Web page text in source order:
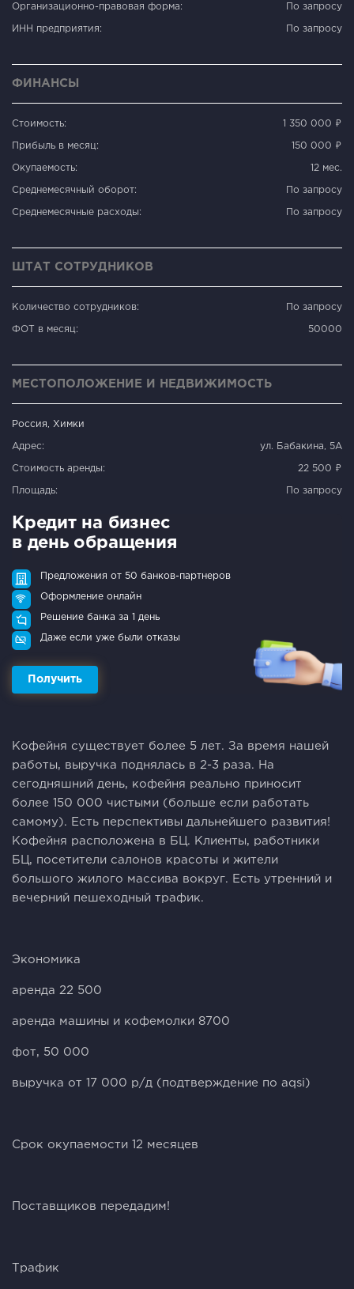
Организационно-правовая форма: По запросу
ИНН предприятия: По запросу
ФИНАНСЫ
Стоимость: 1 350 000 ₽
Прибыль в месяц: 150 000 ₽
Окупаемость: 12 мес.
Среднемесячный оборот: По запросу
Среднемесячные расходы: По запросу
ШТАТ СОТРУДНИКОВ
Количество сотрудников: По запросу
ФОТ в месяц: 50000
МЕСТОПОЛОЖЕНИЕ И НЕДВИЖИМОСТЬ
Россия, Химки
Адрес: ул. Бабакина, 5А
Стоимость аренды: 22 500 ₽
Площадь: По запросу
Кредит на бизнес
в день обращения
Предложения от 50 банков-партнеров
Оформление онлайн
Решение банка за 1 день
Даже если уже были отказы
Получить
Кофейня существует более 5 лет. За время нашей
работы, выручка поднялась в 2-3 раза. На
сегодняшний день, кофейня реально приносит
более 150 000 чистыми (больше если работать
самому). Есть перспективы дальнейшего развития!
Кофейня расположена в БЦ. Клиенты, работники
БЦ, посетители салонов красоты и жители
большого жилого массива вокруг. Есть утренний и
вечерний пешеходный трафик.
Экономика
аренда 22 500
аренда машины и кофемолки 8700
фот, 50 000
выручка от 17 000 р/д (подтверждение по aqsi)
Срок окупаемости 12 месяцев
Поставщиков передадим!
Трафик